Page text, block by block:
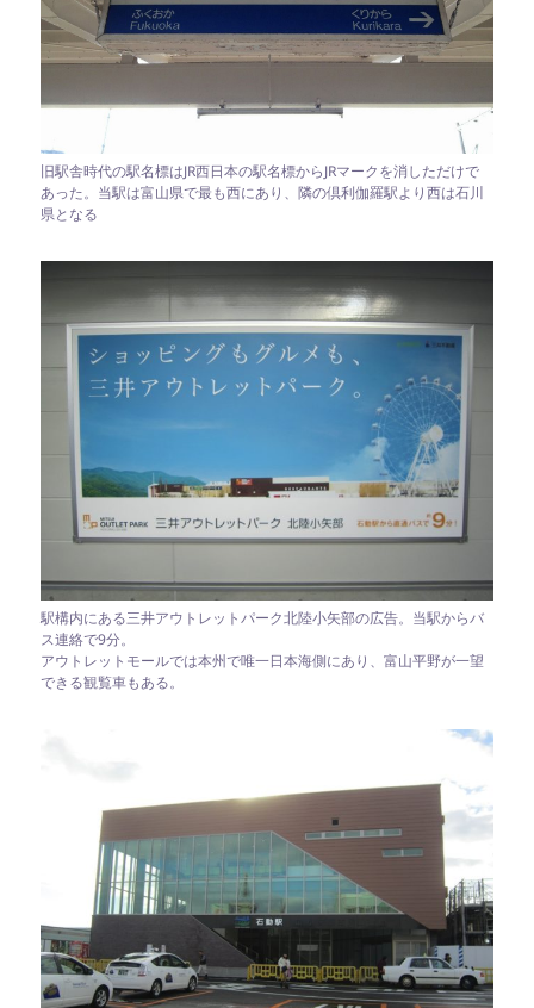
旧駅舎時代の駅名標はJR西日本の駅名標からJRマークを消しただけで
あった。当駅は富山県で最も西にあり、隣の倶利伽羅駅より西は石川
県となる
駅構内にある三井アウトレットパーク北陸小矢部の広告。当駅からバ
ス連絡で9分。
アウトレットモールでは本州で唯一日本海側にあり、富山平野が一望
できる観覧車もある。